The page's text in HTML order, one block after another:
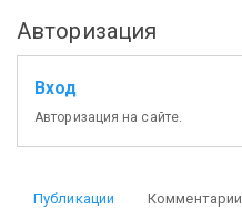
Авторизация
Вход
Авторизация на сайте.
Публикации Комментарии